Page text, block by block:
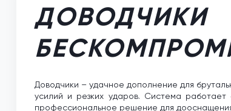
Доводчики – удачное дополнение для
усилий и резких ударов. Система
профессиональное решение для